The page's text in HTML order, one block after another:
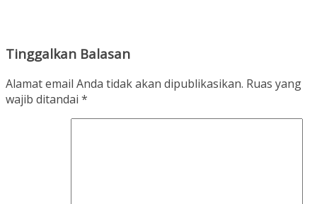
Tinggalkan Balasan
Alamat email Anda tidak akan dipublikasikan. Ruas yang
wajib ditandai *